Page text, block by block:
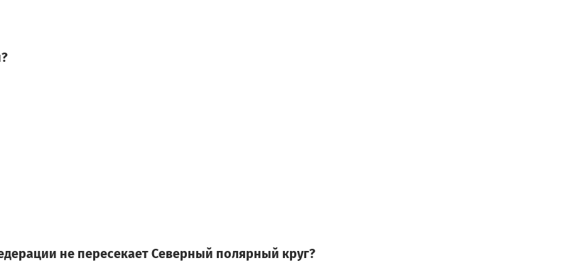
не пересекает Северный полярный круг?